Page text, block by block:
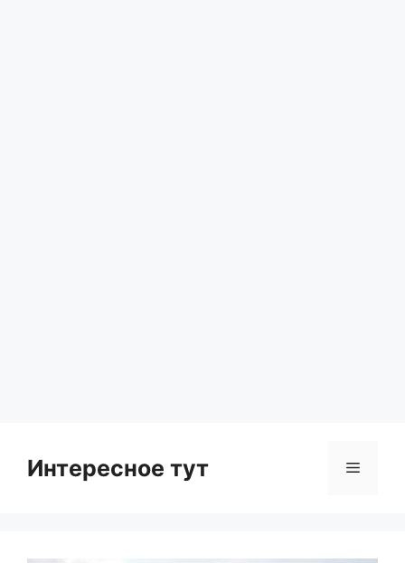
Интересное тут Menu